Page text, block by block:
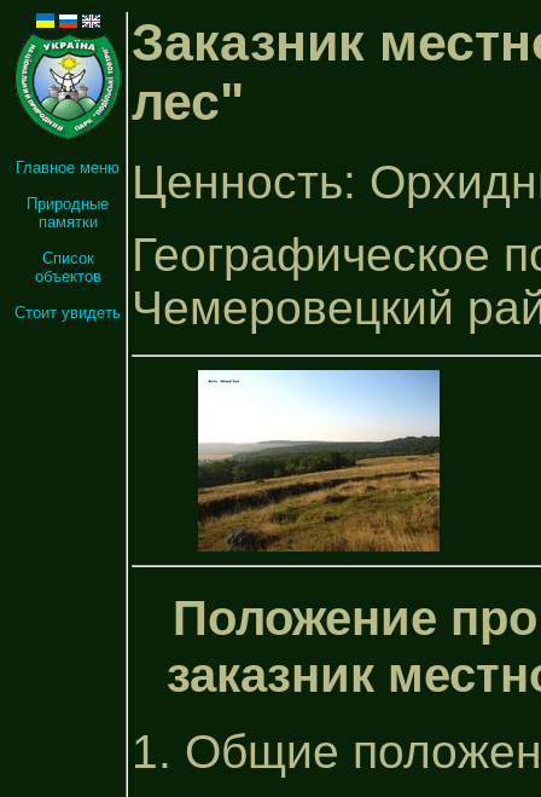
Главное меню
Природные
памятки
Список
объектов
Стоит увидеть
Заказник
лес"
Ценность:
Географическое
Чемеровецкий
Положение
заказник
1. Общие